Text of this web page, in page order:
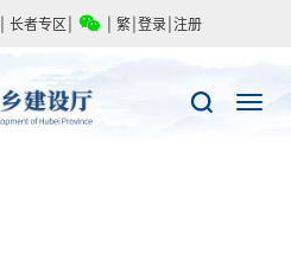
长者专区 繁 登录 注册